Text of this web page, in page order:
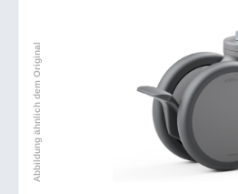
Abbildung ähnlich dem Original